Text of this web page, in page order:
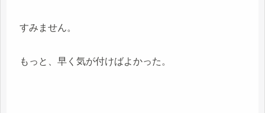
すみません。
もっと、早く気が付けばよかった。